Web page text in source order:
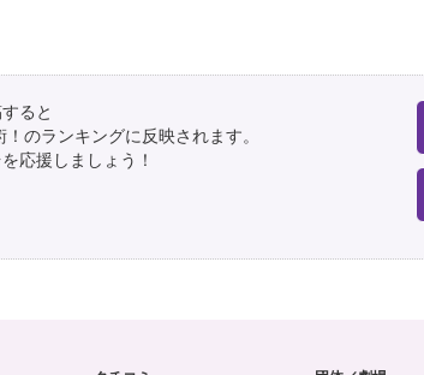
ると
のランキングに反映されます。
応援しましょう！